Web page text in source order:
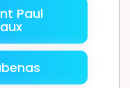
Paul